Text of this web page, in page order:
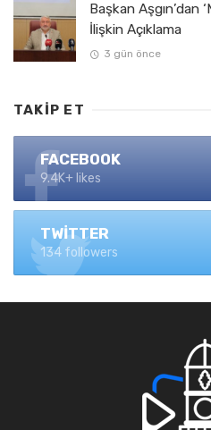
Başkan Aşgın’dan
İlişkin Açıklama
3 gün önce
TAKIP ET
FACEBOOK
9.4K+ likes
TWITTER
134 followers